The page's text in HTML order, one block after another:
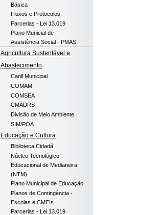
Básica
Fluxos e Protocolos
Parcerias - Lei 13.019
Plano Municial de
Assistência Social - PMAS
Agricultura Sustentável e
Abastecimento
Canil Municipal
COMAM
COMSEA
CMADRS
Divisão de Meio Ambiente
SIM/POA
Educação e Cultura
Biblioteca Cidadã
Núcleo Tecnológico
Educacional de Medianeira
(NTM)
Plano Municipal de Educação
Planos de Contingência -
Escolas e CMEIs
Parcerias - Lei 13.019